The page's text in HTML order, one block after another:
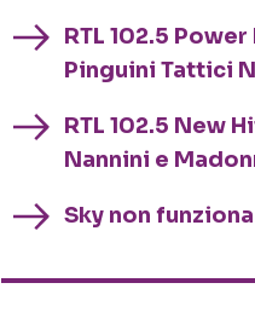
RTL 102.5
Pinguini Tattici
RTL 102.5 New
Nannini e
Sky non